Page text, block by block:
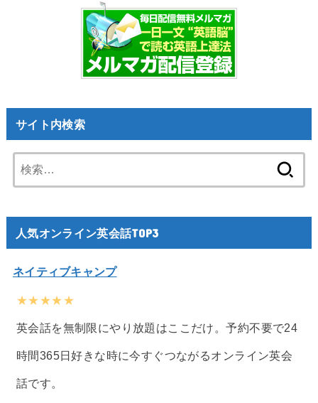
サイト内検索
索:
人気オンライン英会話TOP3
ネイティブキャンプ
★★★★★
英会話を無制限にやり放題はここだけ。予約不要で24
時間365日好きな時に今すぐつながるオンライン英会
話です。